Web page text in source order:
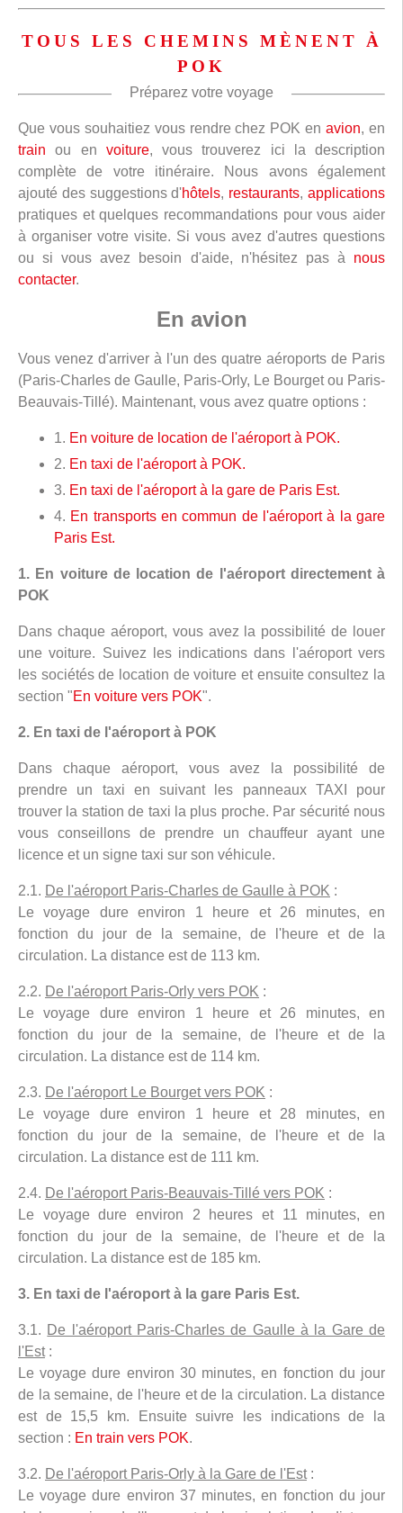
TOUS LES CHEMINS MÈNENT À
POK
Préparez votre voyage
Que vous souhaitiez vous rendre chez POK enavion, en
train ou en voiture, vous trouverez ici la description
complète de votre itinéraire. Nous avons également
ajouté des suggestions d'hôtels, restaurants,applications
pratiques et quelques recommandations pour vous aider
à organiser votre visite. Si vous avez d'autres questions
ou si vous avez besoin d'aide, n'hésitez pas à nous
contacter.
En avion
Vous venez d'arriver à l'un des quatre aéroports de Paris
(Paris-Charles de Gaulle, Paris-Orly, Le Bourget ou Paris-
Beauvais-Tillé). Maintenant, vous avez quatre options :
1. En voiture de location de l'aéroport à POK.
2. En taxi de l'aéroport à POK.
3. En taxi de l'aéroport à la gare de Paris Est.
4. En transports en commun de l'aéroport à la gare
Paris Est.
1. En voiture de location de l'aéroport directement à
POK
Dans chaque aéroport, vous avez la possibilité de louer
une voiture. Suivez les indications dans l'aéroport vers
les sociétés de location de voiture et ensuite consultez la
section "En voiture vers POK".
2. En taxi de l'aéroport à POK
Dans chaque aéroport, vous avez la possibilité de
prendre un taxi en suivant les panneaux TAXI pour
trouver la station de taxi la plus proche. Par sécurité nous
vous conseillons de prendre un chauffeur ayant une
licence et un signe taxi sur son véhicule.
2.1. De l'aéroport Paris-Charles de Gaulle à POK :
Le voyage dure environ 1 heure et 26 minutes, en
fonction du jour de la semaine, de l'heure et de la
circulation. La distance est de 113 km.
2.2. De l'aéroport Paris-Orly vers POK :
Le voyage dure environ 1 heure et 26 minutes, en
fonction du jour de la semaine, de l'heure et de la
circulation. La distance est de 114 km.
2.3. De l'aéroport Le Bourget vers POK :
Le voyage dure environ 1 heure et 28 minutes, en
fonction du jour de la semaine, de l'heure et de la
circulation. La distance est de 111 km.
2.4. De l'aéroport Paris-Beauvais-Tillé vers POK :
Le voyage dure environ 2 heures et 11 minutes, en
fonction du jour de la semaine, de l'heure et de la
circulation. La distance est de 185 km.
3. En taxi de l'aéroport à la gare Paris Est.
3.1. De l'aéroport Paris-Charles de Gaulle à la Gare de
l'Est:
Le voyage dure environ 30 minutes, en fonction du jour
de la semaine, de l'heure et de la circulation. La distance
est de 15,5 km. Ensuite suivre les indications de la
section : En train vers POK.
3.2. De l'aéroport Paris-Orly à la Gare de l'Est:
Le voyage dure environ 37 minutes, en fonction du jour